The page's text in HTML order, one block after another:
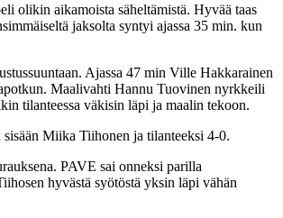
olikin aikamoista säheltämistä. Hyvää taas
jaksolta syntyi ajassa 35 min. kun
Ajassa 47 min Ville Hakkarainen
Maalivahti Hannu Tuovinen nyrkkeili
tilanteessa väkisin läpi ja maalin tekoon.
Miika Tiihonen ja tilanteeksi 4-0.
PAVE sai onneksi parilla
hyvästä syötöstä yksin läpi vähän